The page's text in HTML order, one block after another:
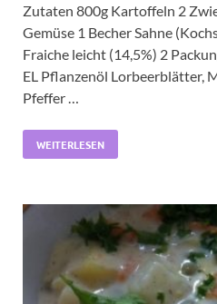
Zutaten 800g Kartoffeln 2
Gemüse 1 Becher Sahne
Fraiche leicht (14,5%) 2
EL Pflanzenöl Lorbeerblätter,
Pfeffer …
WEITERLESEN